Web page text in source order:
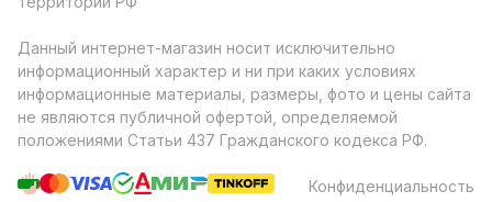
Данный интернет-магазин носит исключительно
информационный характер и ни при каких условиях
информационные материалы, размеры, фото и цены сайта
не являются публичной офертой, определяемой
положениями Статьи 437 Гражданского кодекса РФ.
Конфиденциальность